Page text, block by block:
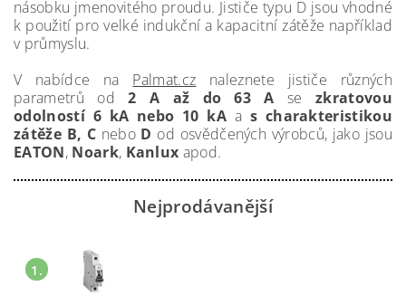
násobku jmenovitého proudu. Jističe typu D jsou vhodné
k použití pro velké indukční a kapacitní zátěže například
v průmyslu.
V nabídce na Palmat.cz naleznete jističe různých
parametrů od2 A až do 63 A sezkratovou
odolností 6 kA nebo 10 kA a s charakteristikou
zátěže B, C neboD od osvědčených výrobců, jako jsou
EATON, Noark, Kanlux apod.
Nejprodávanější
1.